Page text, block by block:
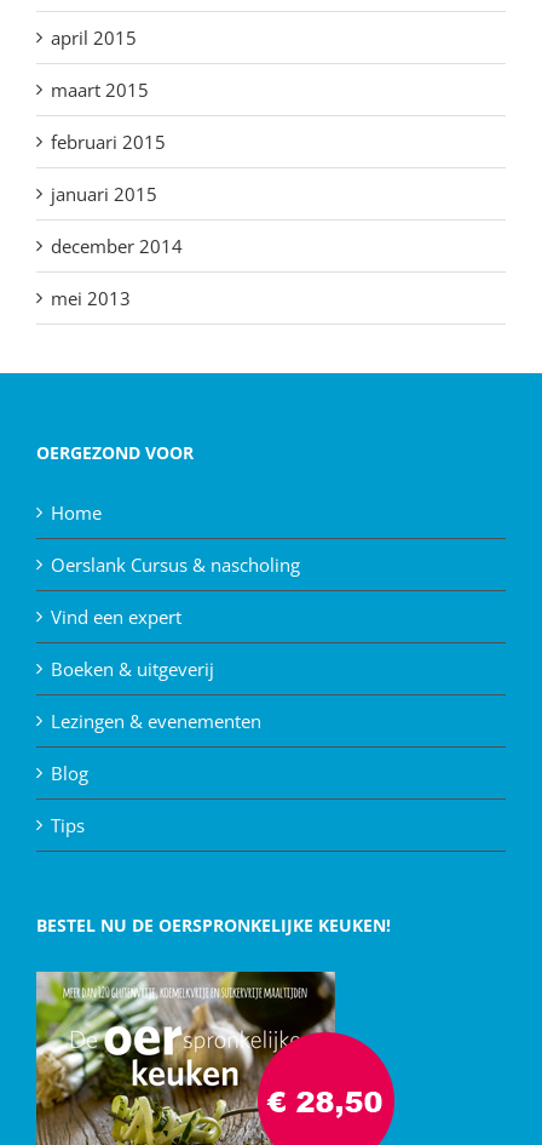
april 2015
maart 2015
februari 2015
januari 2015
december 2014
mei 2013
OERGEZOND VOOR
Home
Oerslank Cursus & nascholing
Vind een expert
Boeken & uitgeverij
Lezingen & evenementen
Blog
Tips
BESTEL NU DE OERSPRONKELIJKE KEUKEN!